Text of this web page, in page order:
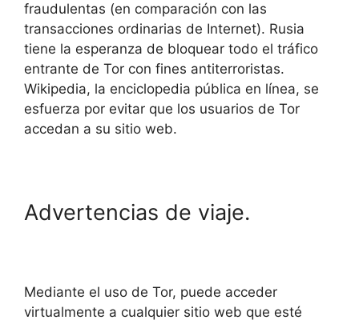
fraudulentas (en comparación con las
transacciones ordinarias de Internet). Rusia
tiene la esperanza de bloquear todo el tráfico
entrante de Tor con fines antiterroristas.
Wikipedia, la enciclopedia pública en línea, se
esfuerza por evitar que los usuarios de Tor
accedan a su sitio web.
Advertencias de viaje.
Mediante el uso de Tor, puede acceder
virtualmente a cualquier sitio web que esté